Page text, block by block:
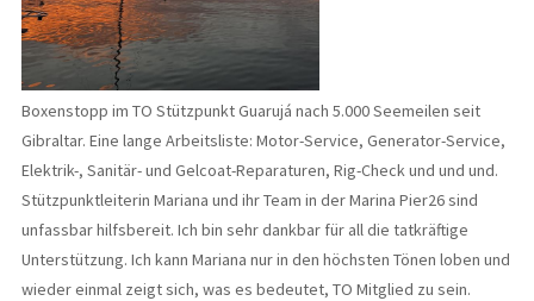
Boxenstopp im TO Stützpunkt Guarujá nach 5.000 Seemeilen seit
Gibraltar. Eine lange Arbeitsliste: Motor-Service, Generator-Service,
Elektrik-, Sanitär- und Gelcoat-Reparaturen, Rig-Check und und und.
Stützpunktleiterin Mariana und ihr Team in der Marina Pier26 sind
unfassbar hilfsbereit. Ich bin sehr dankbar für all die tatkräftige
Unterstützung. Ich kann Mariana nur in den höchsten Tönen loben und
wieder einmal zeigt sich, was es bedeutet, TO Mitglied zu sein.